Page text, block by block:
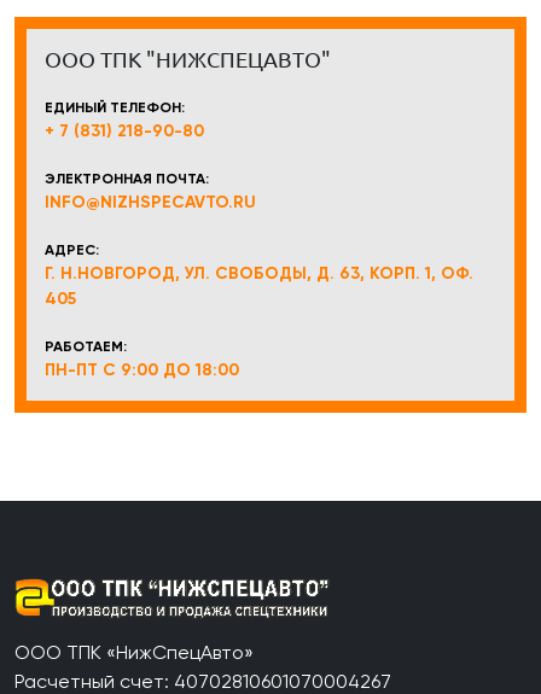
ООО ТПК "НИЖСПЕЦАВТО"
ЕДИНЫЙ ТЕЛЕФОН:
+ 7 (831) 218-90-80
ЭЛЕКТРОННАЯ ПОЧТА:
INFO@NIZHSPECAVTO.RU
АДРЕС:
Г. Н.НОВГОРОД, УЛ. СВОБОДЫ, Д. 63, КОРП. 1, ОФ.
405
РАБОТАЕМ:
ПН-ПТ С 9:00 ДО 18:00
ООО ТПК «НижСпецАвто»
Расчетный счет: 40702810601070004267